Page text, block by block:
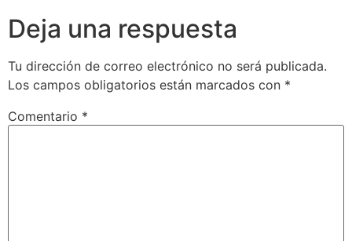
Deja una respuesta
Tu dirección de correo electrónico no será publicada.
Los campos obligatorios están marcados con *
Comentario *